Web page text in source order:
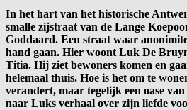
In het hart van het historische
smalle zijstraat van de Lange
Goddaard. Een straat waar
hand gaan. Hier woont Luk De
Titia. Hij ziet bewoners komen en
helemaal thuis. Hoe is het om te
verandert, maar tegelijk een oase
naar Luks verhaal over zijn liefde